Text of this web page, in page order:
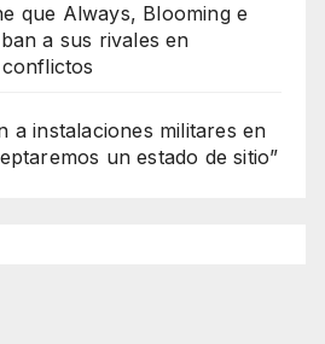
que Always, Blooming e
a sus rivales en
a instalaciones militares en
un estado de sitio”